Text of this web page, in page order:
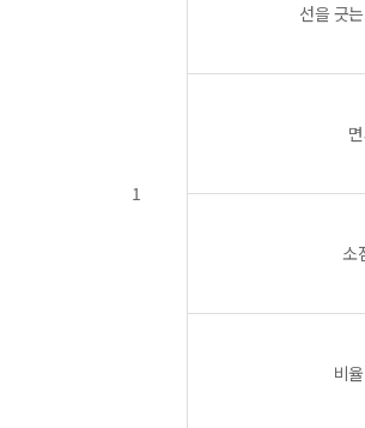
1
선을 긋
소
비